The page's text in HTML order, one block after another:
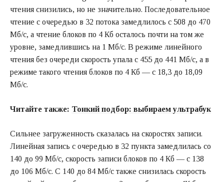
чтения снизились, но не значительно. Последовательное
чтение с очередью в 32 потока замедлилось с 508 до 470
Мб/с, а чтение блоков по 4 Кб осталось почти на том же
уровне, замедлившись на 1 Мб/с. В режиме линейного
чтения без очереди скорость упала с 455 до 441 Мб/с, а в
режиме такого чтения блоков по 4 Кб — с 18,3 до 18,09
Мб/с.
Читайте также: Тонкий подбор: выбираем ультрабук
Сильнее загруженность сказалась на скоростях записи.
Линейная запись с очередью в 32 пункта замедлилась со
140 до 99 Мб/с, скорость записи блоков по 4 Кб — с 138
до 106 Мб/с. С 140 до 84 Мб/с также снизилась скорость